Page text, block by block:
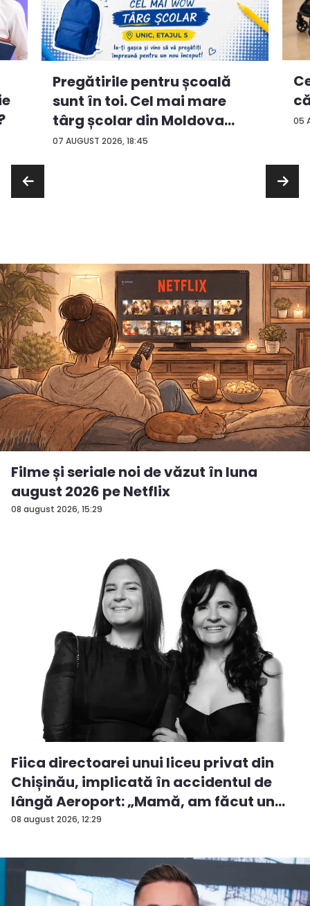
07 AUGUST 2026, 18:45
Pregătirile pentru școală
sunt în toi. Cel mai mare
târg școlar din Moldova
con...
05
08 august 2026, 15:29
Filme și seriale noi de văzut în luna
august 2026 pe Netflix
08 august 2026, 12:29
Fiica directoarei unui liceu privat din
Chișinău, implicată în accidentul de
lângă Aeroport: „Mamă, am făcut un
ac...